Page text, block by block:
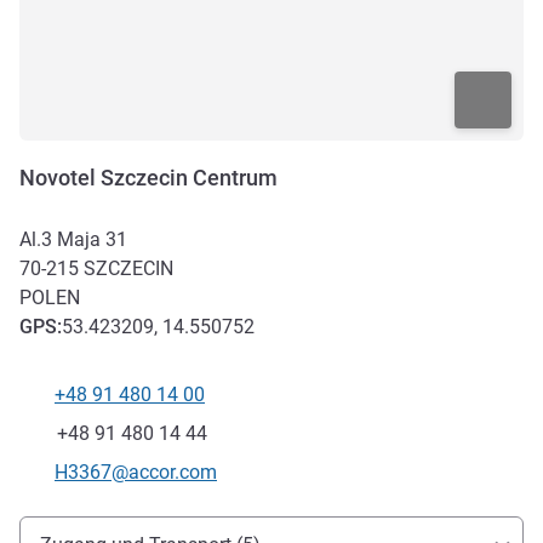
Novotel Szczecin Centrum
Al.3 Maja 31
70-215 SZCZECIN
POLEN
GPS:53.423209, 14.550752
+48 91 480 14 00
Fax
+48 91 480 14 44
Kontakt-E-Mail
H3367@accor.com
Erreichbarkeit und Anbindung